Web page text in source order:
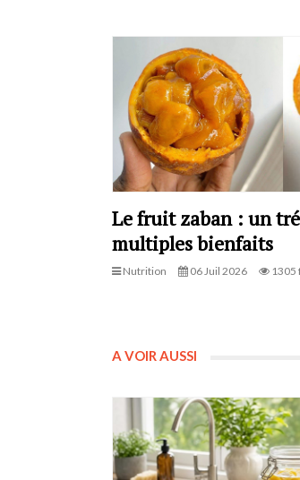
Le fruit zaban : un
multiples bienfaits
Nutrition 06 Juil 2026 1305
A VOIR AUSSI